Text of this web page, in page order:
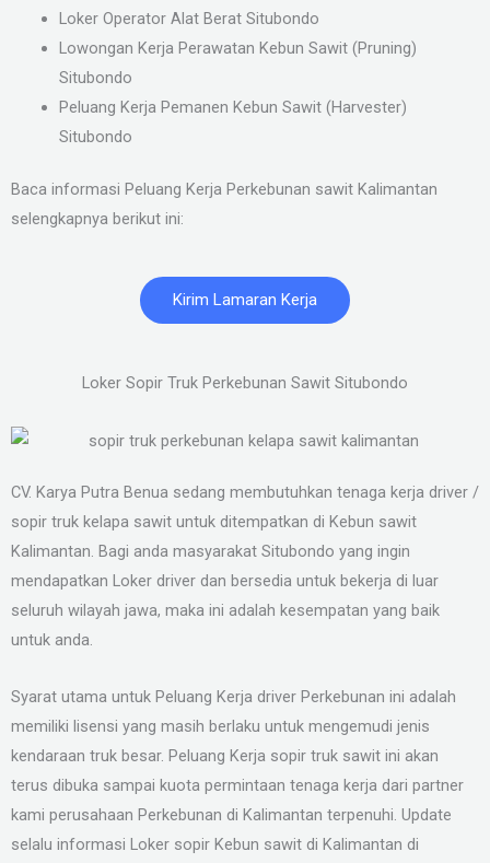
Loker Operator Alat Berat Situbondo
Lowongan Kerja Perawatan Kebun Sawit (Pruning)
Situbondo
Peluang Kerja Pemanen Kebun Sawit (Harvester)
Situbondo
Baca informasi Peluang Kerja Perkebunan sawit Kalimantan
selengkapnya berikut ini:
Kirim Lamaran Kerja
Loker Sopir Truk Perkebunan Sawit Situbondo
CV. Karya Putra Benua sedang membutuhkan tenaga kerja driver /
sopir truk kelapa sawit untuk ditempatkan di Kebun sawit
Kalimantan. Bagi anda masyarakat Situbondo yang ingin
mendapatkan Loker driver dan bersedia untuk bekerja di luar
seluruh wilayah jawa, maka ini adalah kesempatan yang baik
untuk anda.
Syarat utama untuk Peluang Kerja driver Perkebunan ini adalah
memiliki lisensi yang masih berlaku untuk mengemudi jenis
kendaraan truk besar. Peluang Kerja sopir truk sawit ini akan
terus dibuka sampai kuota permintaan tenaga kerja dari partner
kami perusahaan Perkebunan di Kalimantan terpenuhi. Update
selalu informasi Loker sopir Kebun sawit di Kalimantan di